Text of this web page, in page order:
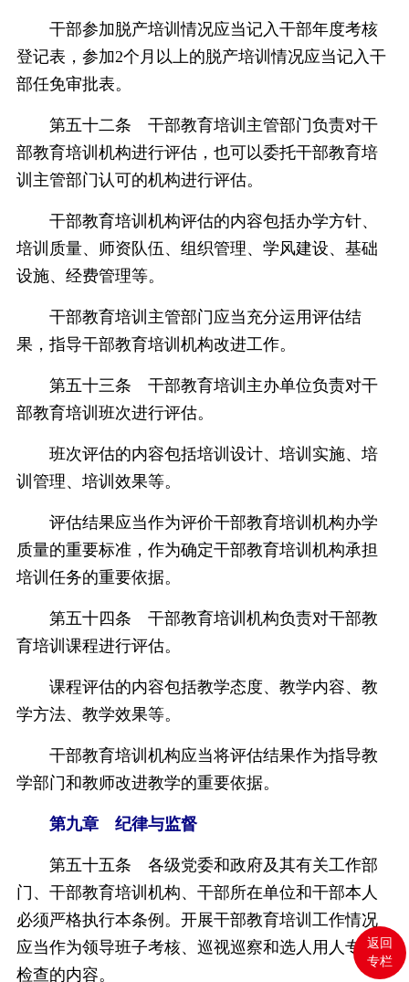
返回
专栏
干部参加脱产培训情况应当记入干部年度考核
登记表，参加2个月以上的脱产培训情况应当记入干
部任免审批表。
第五十二条 干部教育培训主管部门负责对干
部教育培训机构进行评估，也可以委托干部教育培
训主管部门认可的机构进行评估。
干部教育培训机构评估的内容包括办学方针、
培训质量、师资队伍、组织管理、学风建设、基础
设施、经费管理等。
干部教育培训主管部门应当充分运用评估结
果，指导干部教育培训机构改进工作。
第五十三条 干部教育培训主办单位负责对干
部教育培训班次进行评估。
班次评估的内容包括培训设计、培训实施、培
训管理、培训效果等。
评估结果应当作为评价干部教育培训机构办学
质量的重要标准，作为确定干部教育培训机构承担
培训任务的重要依据。
第五十四条 干部教育培训机构负责对干部教
育培训课程进行评估。
课程评估的内容包括教学态度、教学内容、教
学方法、教学效果等。
干部教育培训机构应当将评估结果作为指导教
学部门和教师改进教学的重要依据。
第九章 纪律与监督
第五十五条 各级党委和政府及其有关工作部
门、干部教育培训机构、干部所在单位和干部本人
必须严格执行本条例。开展干部教育培训工作情况
应当作为领导班子考核、巡视巡察和选人用人专项
检查的内容。